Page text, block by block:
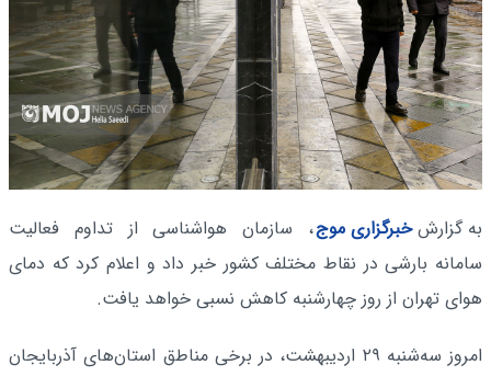
به گزارشخبرگزاری موج، سازمان هواشناسی از تداوم فعالیت
سامانه بارشی در نقاط مختلف کشور خبر داد و اعلام کرد که دمای
هوای تهران از روز چهارشنبه کاهش نسبی خواهد یافت.
امروز سه‌شنبه ۲۹ اردیبهشت، در برخی مناطق استان‌های آذربایجان